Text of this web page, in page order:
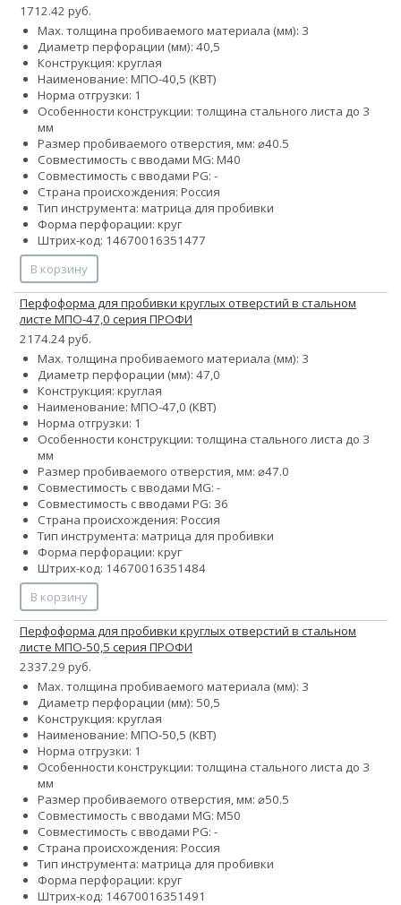
1712.42 руб.
Max. толщина пробиваемого материала (мм): 3
Диаметр перфорации (мм): 40,5
Конструкция: круглая
Наименование: МПО-40,5 (КВТ)
Норма отгрузки: 1
Особенности конструкции: толщина стального листа до 3
мм
Размер пробиваемого отверстия, мм: ⌀40.5
Совместимость с вводами MG: М40
Совместимость с вводами PG: -
Страна происхождения: Россия
Тип инструмента: матрица для пробивки
Форма перфорации: круг
Штрих-код: 14670016351477
В корзину
Перфоформа для пробивки круглых отверстий в стальном
листе МПО-47,0 серия ПРОФИ
2174.24 руб.
Max. толщина пробиваемого материала (мм): 3
Диаметр перфорации (мм): 47,0
Конструкция: круглая
Наименование: МПО-47,0 (КВТ)
Норма отгрузки: 1
Особенности конструкции: толщина стального листа до 3
мм
Размер пробиваемого отверстия, мм: ⌀47.0
Совместимость с вводами MG: -
Совместимость с вводами PG: 36
Страна происхождения: Россия
Тип инструмента: матрица для пробивки
Форма перфорации: круг
Штрих-код: 14670016351484
В корзину
Перфоформа для пробивки круглых отверстий в стальном
листе МПО-50,5 серия ПРОФИ
2337.29 руб.
Max. толщина пробиваемого материала (мм): 3
Диаметр перфорации (мм): 50,5
Конструкция: круглая
Наименование: МПО-50,5 (КВТ)
Норма отгрузки: 1
Особенности конструкции: толщина стального листа до 3
мм
Размер пробиваемого отверстия, мм: ⌀50.5
Совместимость с вводами MG: М50
Совместимость с вводами PG: -
Страна происхождения: Россия
Тип инструмента: матрица для пробивки
Форма перфорации: круг
Штрих-код: 14670016351491